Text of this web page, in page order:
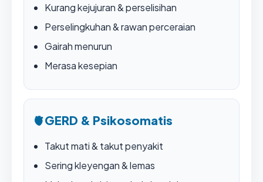
Kurang kejujuran & perselisihan
Perselingkuhan & rawan perceraian
Gairah menurun
Merasa kesepian
🫀GERD & Psikosomatis
Takut mati & takut penyakit
Sering kleyengan & lemas